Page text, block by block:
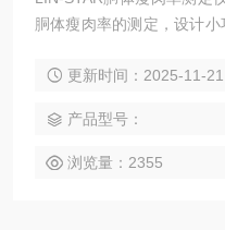
胴体瘦肉率的测定，设计小
肉、羊肉、鸡肉、鸭肉、
测量探头，可直接与肉质
定仪，重量只有0.5KG非常
更新时间：2025-11-21
产品型号：
浏览量：2355